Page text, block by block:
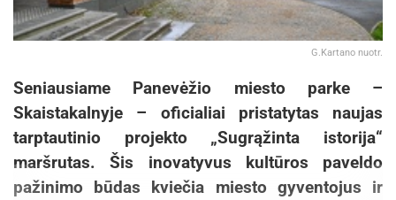
G.Kartano nuotr.
Seniausiame Panevėžio miesto parke –
Skaistakalnyje – oficialiai pristatytas naujas
tarptautinio projekto „Sugrąžinta istorija“
maršrutas. Šis inovatyvus kultūros paveldo
pažinimo būdas kviečia miesto gyventojus ir